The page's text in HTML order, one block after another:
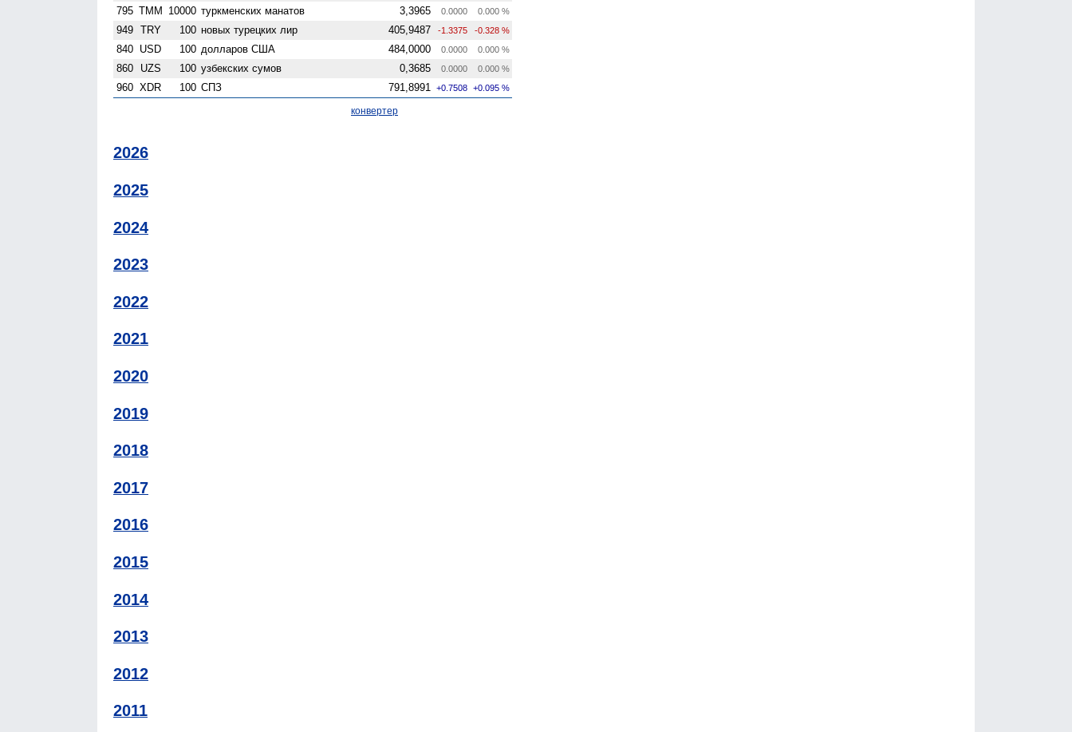
795 TMM 10000 туркменских манатов 3,3965 0.0000 0.000 %
949 TRY 100 новых турецких лир 405,9487 -1.3375 -0.328 %
840 USD 100 долларов США 484,0000 0.0000 0.000 %
860 UZS 100 узбекских сумов 0,3685 0.0000 0.000 %
960 XDR 100 СПЗ 791,8991 +0.7508 +0.095 %
конвертер
2026
2025
2024
2023
2022
2021
2020
2019
2018
2017
2016
2015
2014
2013
2012
2011